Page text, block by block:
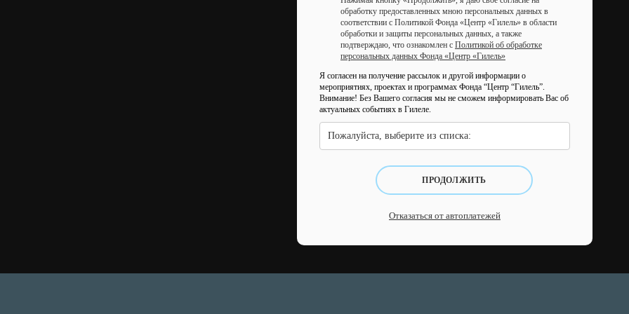
обработку предоставленных мною персональных данных в
соответствии с Политикой Фонда «Центр «Гилель» в области
обработки и защиты персональных данных, а также
подтверждаю, что ознакомлен с Политикой об обработке
персональных данных Фонда «Центр «Гилель»
Я согласен на получение рассылок и другой информации о
мероприятиях, проектах и программах Фонда “Центр “Гилель”.
Внимание! Без Вашего согласия мы не сможем информировать Вас об
актуальных событиях в Гилеле.
Пожалуйста, выберите из списка:
ПРОДОЛЖИТЬ
Отказаться от автоплатежей